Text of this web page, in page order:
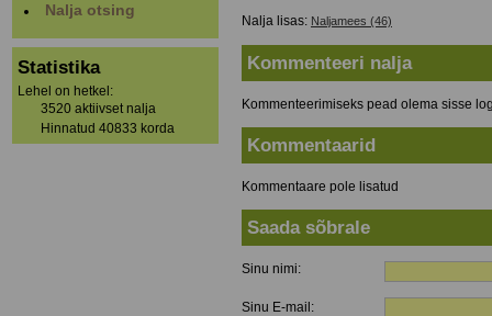
Nalja otsing
Statistika
Lehel on hetkel:
3520 aktiivset nalja
Hinnatud 40833 korda
Nalja lisas: Naljamees (46)
Kommenteeri nalja
Kommenteerimiseks pead olema sisse
Kommentaarid
Kommentaare pole lisatud
Saada sõbrale
Sinu nimi:
Sinu E-mail: